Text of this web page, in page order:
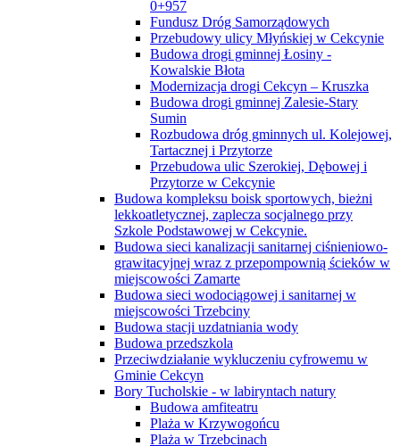
0+957
Fundusz Dróg Samorządowych
Przebudowy ulicy Młyńskiej w Cekcynie
Budowa drogi gminnej Łosiny -
Kowalskie Błota
Modernizacja drogi Cekcyn – Kruszka
Budowa drogi gminnej Zalesie-Stary
Sumin
Rozbudowa dróg gminnych ul. Kolejowej,
Tartacznej i Przytorze
Przebudowa ulic Szerokiej, Dębowej i
Przytorze w Cekcynie
Budowa kompleksu boisk sportowych, bieżni
lekkoatletycznej, zaplecza socjalnego przy
Szkole Podstawowej w Cekcynie.
Budowa sieci kanalizacji sanitarnej ciśnieniowo-
grawitacyjnej wraz z przepompownią ścieków w
miejscowości Zamarte
Budowa sieci wodociągowej i sanitarnej w
miejscowości Trzebciny
Budowa stacji uzdatniania wody
Budowa przedszkola
Przeciwdziałanie wykluczeniu cyfrowemu w
Gminie Cekcyn
Bory Tucholskie - w labiryntach natury
Budowa amfiteatru
Plaża w Krzywogońcu
Plaża w Trzebcinach